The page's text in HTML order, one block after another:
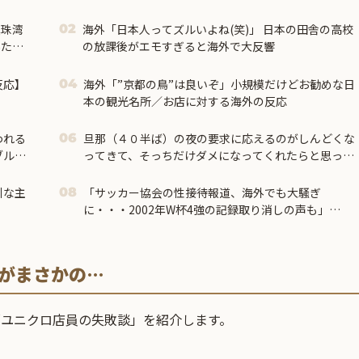
湾
高
02 海外「日本人ってズルいよね(笑)」 日本の田舎の高校
の放課後がエモすぎると海外で大反響
】 04 海外「”京都の鳥”は良いぞ」小規模だけどお勧めな日
本の観光名所／お店に対する海外の反応
る
ブ
06
旦那（４０半ば）の夜の要求に応えるのがしんどくな
ってきて、そっちだけダメになってくれたらと思って
予想外の結果に・・・
主
08
「サッカー協会の性接待報道、海外でも大騒ぎ
に・・・2002年W杯4強の記録取り消しの声も」
まさかの…
ニクロ店員の失敗談」を紹介します。